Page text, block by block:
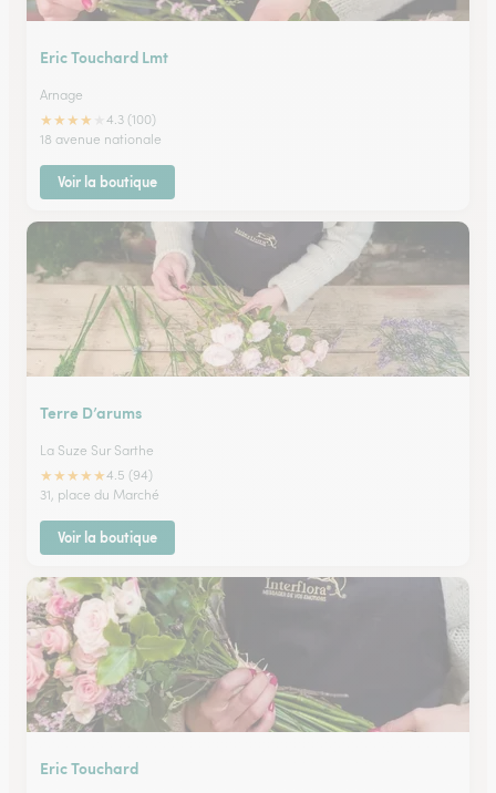
Eric Touchard Lmt
Arnage
★★★★
4.3 (100)
18 avenue nationale
Voir la boutique
Terre D’arums
La Suze Sur Sarthe
★★★★★4.5 (94)
31, place du Marché
Voir la boutique
Eric Touchard